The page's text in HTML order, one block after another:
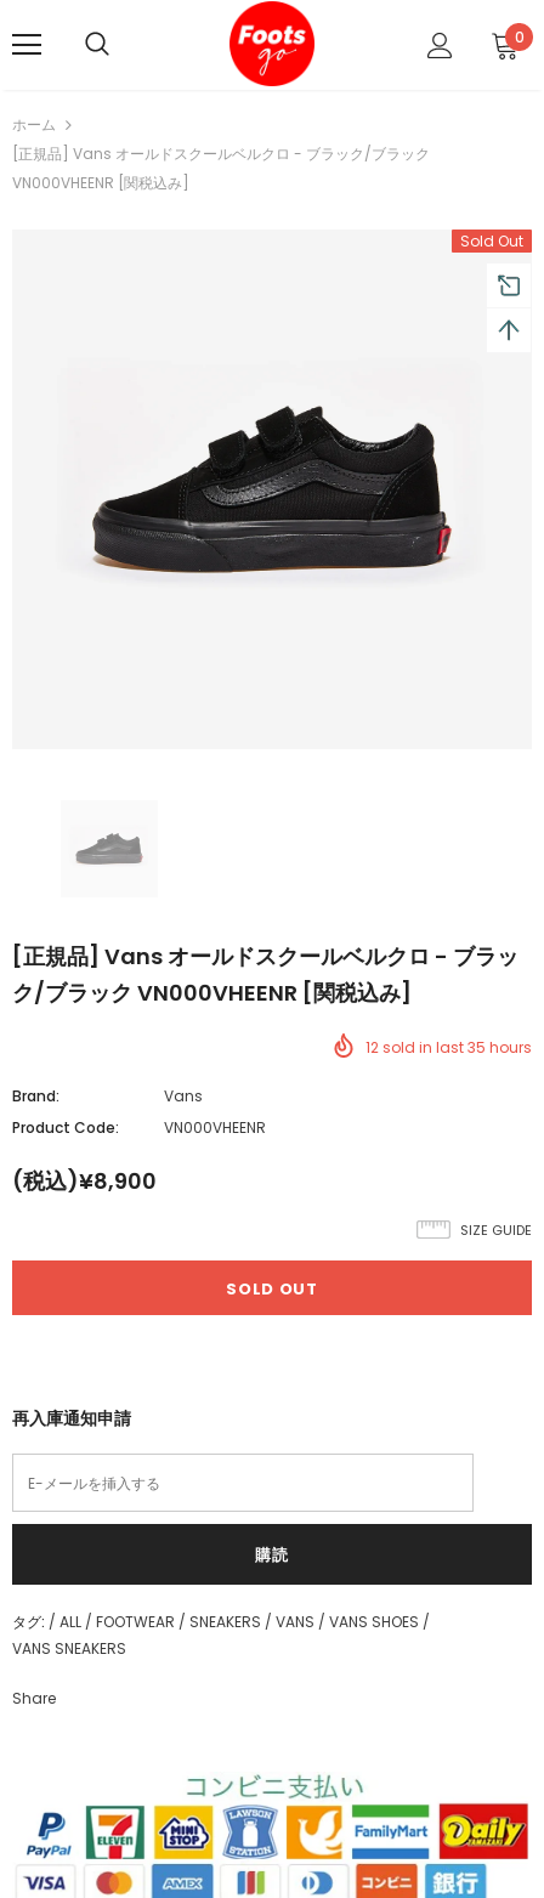
0
ホーム
[正規品] Vans オールドスクールベルクロ - ブラック/ブラック
VN000VHEENR [関税込み]
Sold Out
[正規品] Vans オールドスクールベルクロ - ブラッ
ク/ブラック VN000VHEENR [関税込み]
12sold in last35 hours
Brand:
Vans
Product Code:
VN000VHEENR
(税込)¥8,900
SIZE GUIDE
再入庫通知申請
タグ: / ALL / FOOTWEAR / SNEAKERS / VANS / VANS SHOES /
VANS SNEAKERS
Share